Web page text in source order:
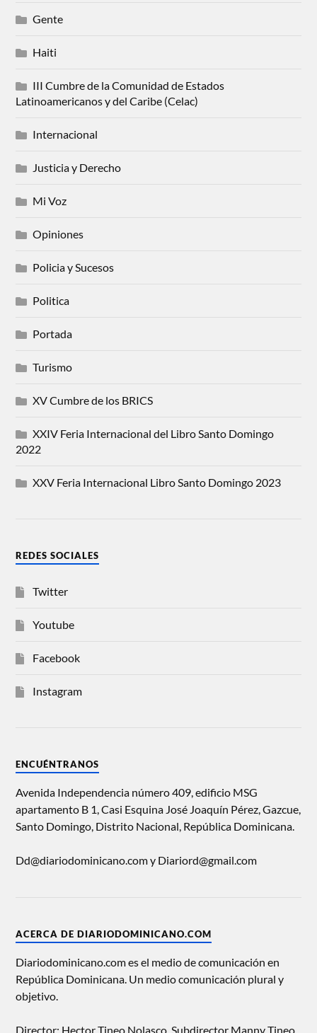
Gente
Haiti
III Cumbre de la Comunidad de Estados
Latinoamericanos y del Caribe (Celac)
Internacional
Justicia y Derecho
Mi Voz
Opiniones
Policia y Sucesos
Politica
Portada
Turismo
XV Cumbre de los BRICS
XXIV Feria Internacional del Libro Santo Domingo
2022
XXV Feria Internacional Libro Santo Domingo 2023
REDES SOCIALES
Twitter
Youtube
Facebook
Instagram
ENCUÉNTRANOS
Avenida Independencia número 409, edificio MSG
apartamento B 1, Casi Esquina José Joaquín Pérez, Gazcue,
Santo Domingo, Distrito Nacional, República Dominicana.
Dd@diariodominicano.com y Diariord@gmail.com
ACERCA DE DIARIODOMINICANO.COM
Diariodominicano.com es el medio de comunicación en
República Dominicana. Un medio comunicación plural y
objetivo.
Director: Hector Tineo Nolasco, Subdirector Manny Tineo